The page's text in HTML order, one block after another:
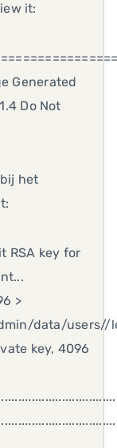
it:
Generated
Do Not
het
RSA key for
>
data/users//
key, 4096